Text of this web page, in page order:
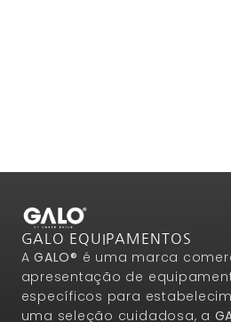
GALO EQUIPAMENTOS
AGALO® é uma marca
apresentação de
específicos para
uma seleção cuidadosa, a